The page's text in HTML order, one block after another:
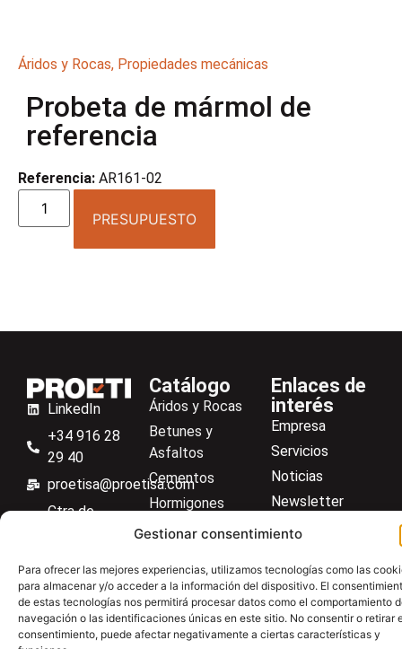
Gestionar consentimiento
Para ofrecer las mejores experiencias, utilizamos tecnologías como las
para almacenar y/o acceder a la información del dispositivo. El
de estas tecnologías nos permitirá procesar datos como el comportamiento
navegación o las identificaciones únicas en este sitio. No consentir o retirar
consentimiento, puede afectar negativamente a ciertas características y
Áridos y Rocas, Propiedades mecánicas
Probeta de mármol de
referencia
Referencia: AR161-02
PRESUPUESTO
LinkedIn
+34 916 28
29 40
proetisa@proetisa.com
Ctra de
M-106, Km
4,1, 28110
Algete,
Madrid
Catálogo
Áridos y Rocas
Betunes y
Asfaltos
Cementos
Hormigones
Suelos
Aceros
Material general
Enlaces de
interés
Empresa
Servicios
Noticias
Newsletter
Descargas
Centro de ayuda